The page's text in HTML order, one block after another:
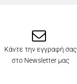
Κάντε την εγγραφή σας
στο Newsletter μας